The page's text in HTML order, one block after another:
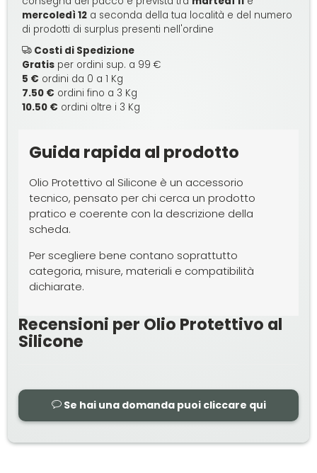
mercoledì 12 a seconda della tua località e del numero
di prodotti di surplus presenti nell'ordine
Costi di Spedizione
Gratis per ordini sup. a 99 €
5 € ordini da 0 a 1 Kg
7.50 € ordini fino a 3 Kg
10.50 € ordini oltre i 3 Kg
Guida rapida al prodotto
Olio Protettivo al Silicone è un accessorio
tecnico, pensato per chi cerca un prodotto
pratico e coerente con la descrizione della
scheda.
Per scegliere bene contano soprattutto
categoria, misure, materiali e compatibilità
dichiarate.
Recensioni per Olio Protettivo al
Silicone
Se hai una domanda puoi cliccare qui